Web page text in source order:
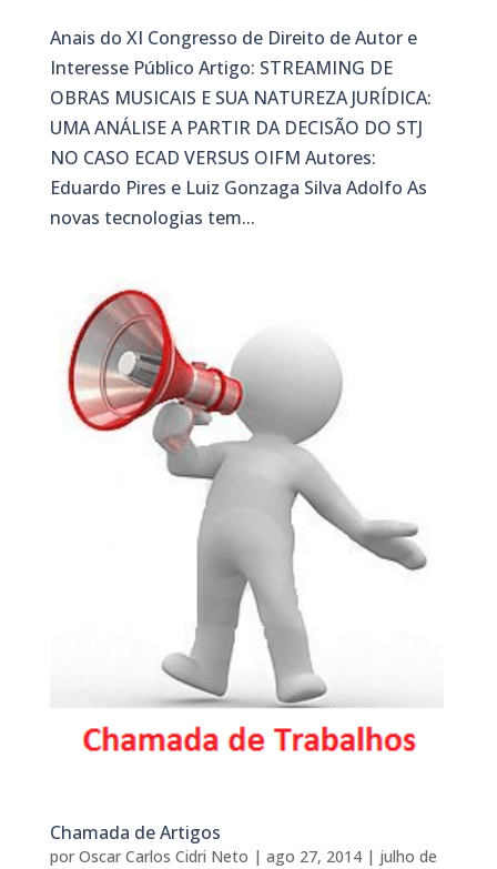
Anais do XI Congresso de Direito de Autor e
Interesse Público Artigo: STREAMING DE
OBRAS MUSICAIS E SUA NATUREZA JURÍDICA:
UMA ANÁLISE A PARTIR DA DECISÃO DO STJ
NO CASO ECAD VERSUS OIFM Autores:
Eduardo Pires e Luiz Gonzaga Silva Adolfo As
novas tecnologias tem...
Chamada de Artigos
por Oscar Carlos Cidri Neto | ago 27, 2014| julho de